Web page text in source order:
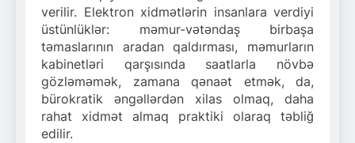
verilir. Elektron xidmətlərin insanlara verdiyi
üstünlüklər: məmur-vətəndaş birbaşa
təmaslarının aradan qaldırması, məmurların
kabinetləri qarşısında saatlarla növbə
gözləməmək, zamana qənaət etmək, da,
bürokratik əngəllərdən xilas olmaq, daha
rahat xidmət almaq praktiki olaraq təbliğ
edilir.